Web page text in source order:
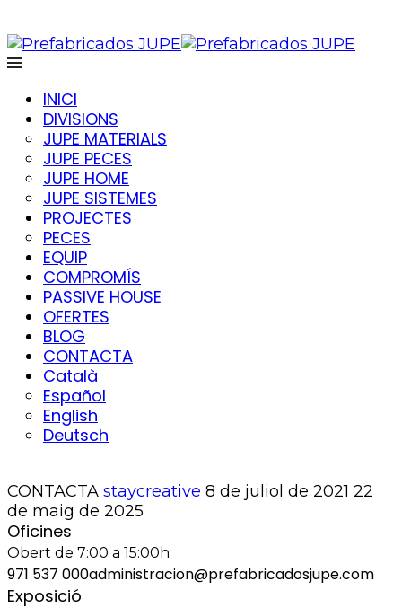
INICI
DIVISIONS
JUPE MATERIALS
JUPE PECES
JUPE HOME
JUPE SISTEMES
PROJECTES
PECES
EQUIP
COMPROMÍS
PASSIVE HOUSE
OFERTES
BLOG
CONTACTA
Català
Español
English
Deutsch
CONTACTA staycreative 8 de juliol de 2021 22
de maig de 2025
Oficines
Obert de 7:00 a 15:00h
971 537 000administracion@prefabricadosjupe.com
Exposició